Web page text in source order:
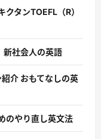
クタンTOEFL（R）
新社会人の英語
介 おもてなしの英
のやり直し英文法